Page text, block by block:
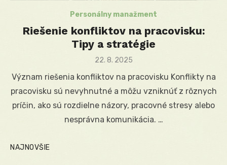
Personálny manažment
Riešenie konfliktov na pracovisku:
Tipy a stratégie
Posted
22. 8. 2025
Význam riešenia konfliktov na pracovisku Konflikty na
pracovisku sú nevyhnutné a môžu vzniknúť z rôznych
príčin, ako sú rozdielne názory, pracovné stresy alebo
nesprávna komunikácia. …
NAJNOVŠIE